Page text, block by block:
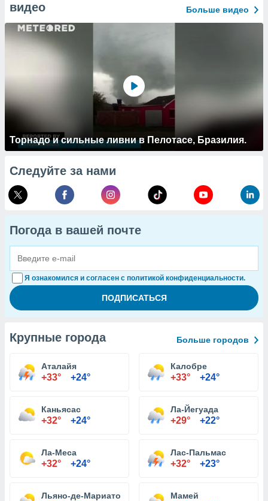
видео Больше видео
Торнадо и сильные ливни в Пелотасе, Бразилия.
Следуйте за нами
Погода в вашей почте
Я ознакомился и согласен с политикой конфиденциальности.
Крупные города Больше городов
Аталайя
+33° +24°
Калобре
+33° +24°
Каньясас
+32° +24°
Ла-Йегуада
+29° +22°
Ла-Меса
+32° +24°
Лас-Пальмас
+32° +23°
Льяно-де-Мариато Мамей